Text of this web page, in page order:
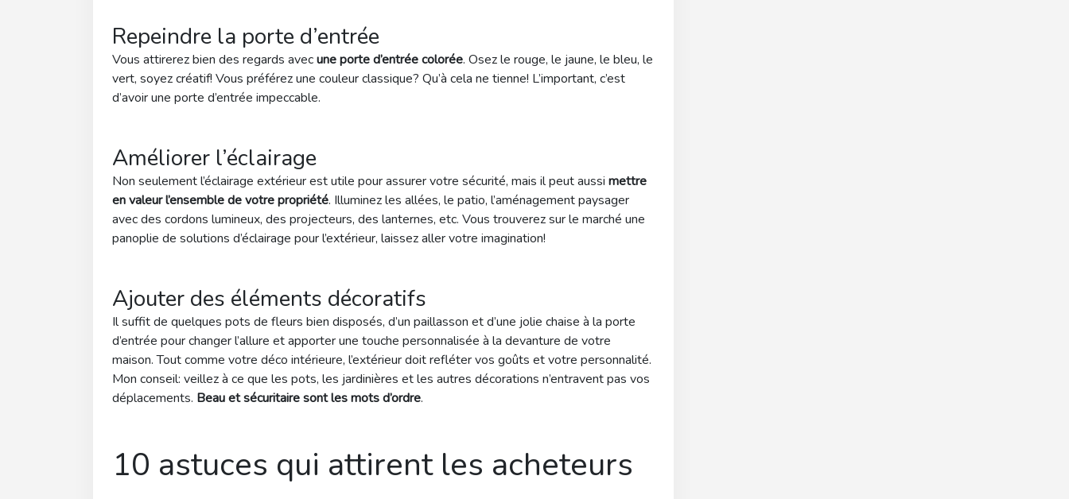
Repeindre la porte d’entrée
Vous attirerez bien des regards avecune porte d’entrée colorée. Osez le rouge, le jaune, le bleu, le
vert, soyez créatif! Vous préférez une couleur classique? Qu’à cela ne tienne! L’important, c’est
d’avoir une porte d’entrée impeccable.
Améliorer l’éclairage
Non seulement l’éclairage extérieur est utile pour assurer votre sécurité, mais il peut aussi mettre
en valeur l’ensemble de votre propriété. Illuminez les allées, le patio, l’aménagement paysager
avec des cordons lumineux, des projecteurs, des lanternes, etc. Vous trouverez sur le marché une
panoplie de solutions d’éclairage pour l’extérieur, laissez aller votre imagination!
Ajouter des éléments décoratifs
Il suffit de quelques pots de fleurs bien disposés, d’un paillasson et d’une jolie chaise à la porte
d’entrée pour changer l’allure et apporter une touche personnalisée à la devanture de votre
maison. Tout comme votre déco intérieure, l’extérieur doit refléter vos goûts et votre personnalité.
Mon conseil: veillez à ce que les pots, les jardinières et les autres décorations n’entravent pas vos
déplacements. Beau et sécuritaire sont les mots d’ordre.
10 astuces qui attirent les acheteurs